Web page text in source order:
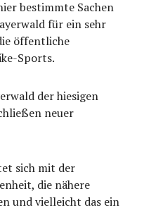
bestimmte Sachen
für ein sehr
öffentliche
Sports.
der hiesigen
neuer
sich mit der
die nähere
und vielleicht das ein